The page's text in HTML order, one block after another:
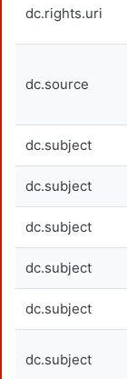
dc.rights.uri
dc.source
dc.subject
dc.subject
dc.subject
dc.subject
dc.subject
dc.subject